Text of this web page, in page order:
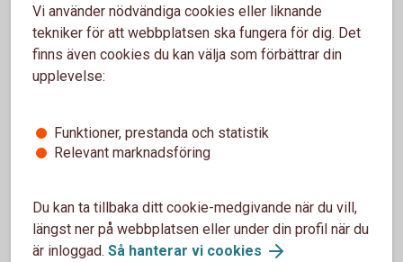
inköpsdatumet
Prisgaranti - gäller 90 dagar från inköpsdatumet
Mastercard Guld
Vi använder nödvändiga cookies eller liknande
tekniker för att webbplatsen ska fungera för dig. Det
finns även cookies du kan välja som förbättrar din
upplevelse:
Funktioner, prestanda och statistik
Relevant marknadsföring
Du kan ta tillbaka ditt cookie-medgivande när du vill,
längst ner på webbplatsen eller under din profil när du
är inloggad. Så hanterar vi cookies